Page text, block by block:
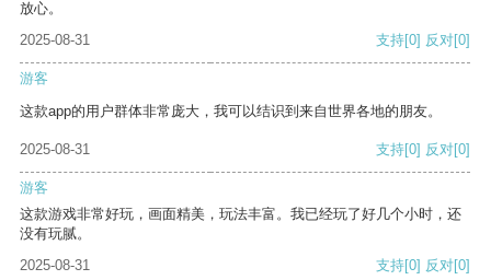
放心。
2025-08-31
支持[0] 反对[0]
游客
这款app的用户群体非常庞大，我可以结识到来自世界各地的朋友。
2025-08-31 支持[0] 反对[0]
游客
这款游戏非常好玩，画面精美，玩法丰富。我已经玩了好几个小时，还
没有玩腻。
2025-08-31
支持[0] 反对[0]